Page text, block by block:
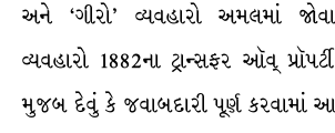
અને ‘ગીરો’ વ્યવહારો અમલમાં
વ્યવહારો 1882ના ટ્રાન્સફર ઑવ્
મુજબ દેવું કે જવાબદારી પૂર્ણ કરવામાં